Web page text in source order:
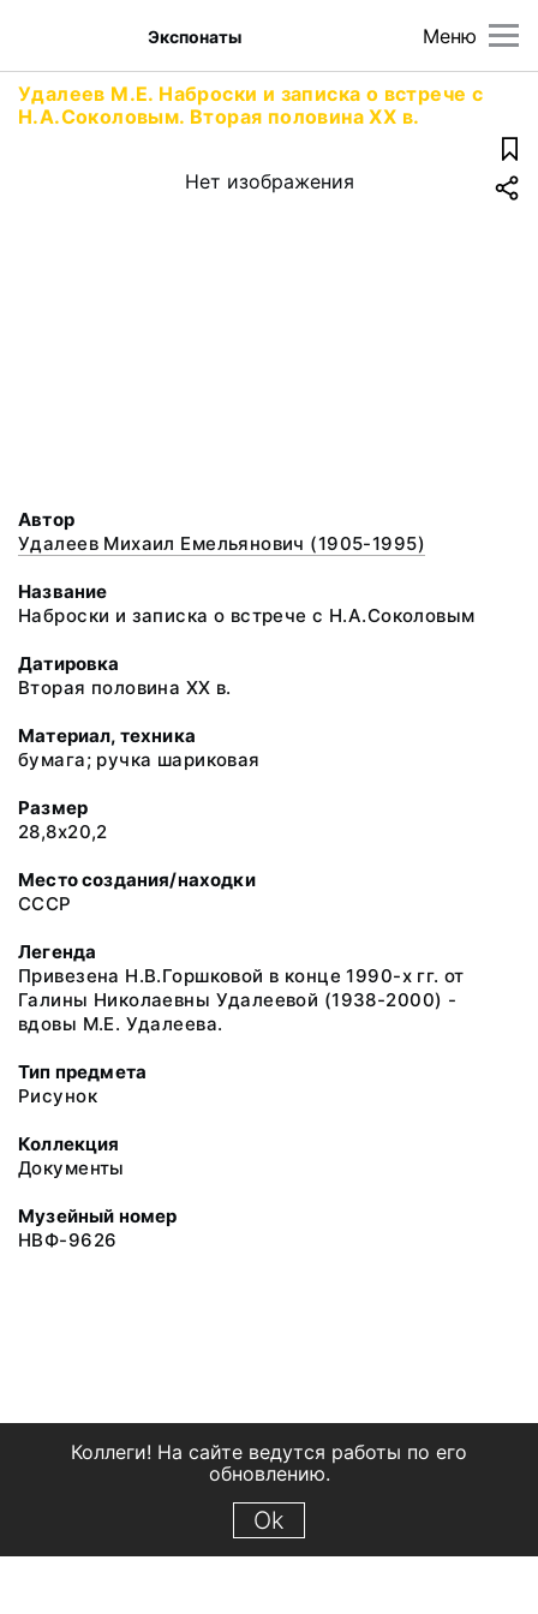
Меню
Экспонаты
Удалеев М.Е. Наброски и записка о встрече с
Н.А.Соколовым. Вторая половина ХХ в.
Нет изображения
Автор
Удалеев Михаил Емельянович (1905-1995)
Название
Наброски и записка о встрече с Н.А.Соколовым
Датировка
Вторая половина ХХ в.
Материал, техника
бумага; ручка шариковая
Размер
28,8х20,2
Место создания/находки
СССР
Легенда
Привезена Н.В.Горшковой в конце 1990-х гг. от
Галины Николаевны Удалеевой (1938-2000) -
вдовы М.Е. Удалеева.
Тип предмета
Рисунок
Коллекция
Документы
Музейный номер
НВФ-9626
Коллеги! На сайте ведутся работы по его
обновлению.
Ok